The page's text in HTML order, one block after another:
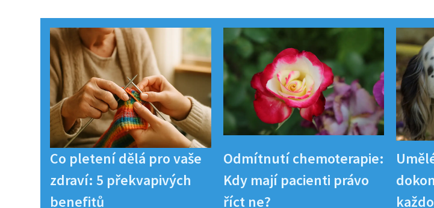
Co pletení dělá pro vaše
zdraví: 5 překvapivých
benefitů
Odmítnutí chemoterapie:
Kdy mají pacienti právo
říct ne?